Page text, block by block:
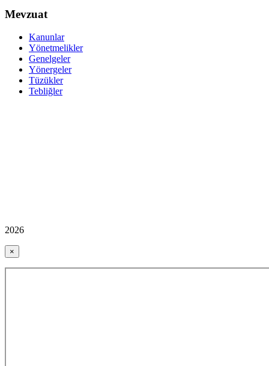
Mevzuat
Kanunlar
Yönetmelikler
Genelgeler
Yönergeler
Tüzükler
Tebliğler
2026
×